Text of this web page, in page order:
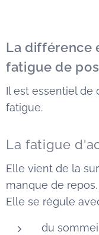
La différence
fatigue de
Il est essentiel de
fatigue.
La fatigue
Elle vient de la
manque de repos.
Elle se régule
du